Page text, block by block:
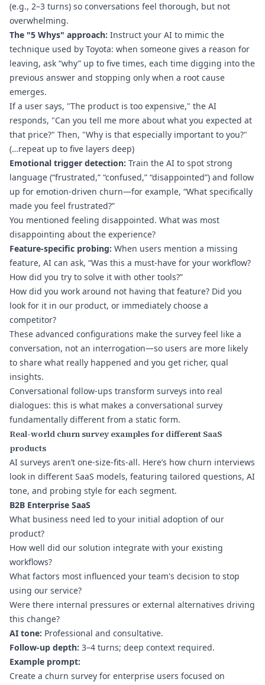
(e.g., 2–3 turns) so conversations feel thorough, but not
overwhelming.
The "5 Whys" approach: Instruct your AI to mimic the
technique used by Toyota: when someone gives a reason for
leaving, ask “why” up to five times, each time digging into the
previous answer and stopping only when a root cause
emerges.
If a user says, "The product is too expensive," the AI
responds, "Can you tell me more about what you expected at
that price?" Then, "Why is that especially important to you?"
(…repeat up to five layers deep)
Emotional trigger detection: Train the AI to spot strong
language (“frustrated,” “confused,” “disappointed”) and follow
up for emotion-driven churn—for example, “What specifically
made you feel frustrated?”
You mentioned feeling disappointed. What was most
disappointing about the experience?
Feature-specific probing: When users mention a missing
feature, AI can ask, “Was this a must-have for your workflow?
How did you try to solve it with other tools?”
How did you work around not having that feature? Did you
look for it in our product, or immediately choose a
competitor?
These advanced configurations make the survey feel like a
conversation, not an interrogation—so users are more likely
to share what really happened and you get richer, qual
insights.
Conversational follow-ups transform surveys into real
dialogues: this is what makes a conversational survey
fundamentally different from a static form.
Real-world churn survey examples for different SaaS
products
AI surveys aren’t one-size-fits-all. Here’s how churn interviews
look in different SaaS models, featuring tailored questions, AI
tone, and probing style for each segment.
B2B Enterprise SaaS
What business need led to your initial adoption of our
product?
How well did our solution integrate with your existing
workflows?
What factors most influenced your team's decision to stop
using our service?
Were there internal pressures or external alternatives driving
this change?
AI tone: Professional and consultative.
Follow-up depth: 3–4 turns; deep context required.
Example prompt:
Create a churn survey for enterprise users focused on